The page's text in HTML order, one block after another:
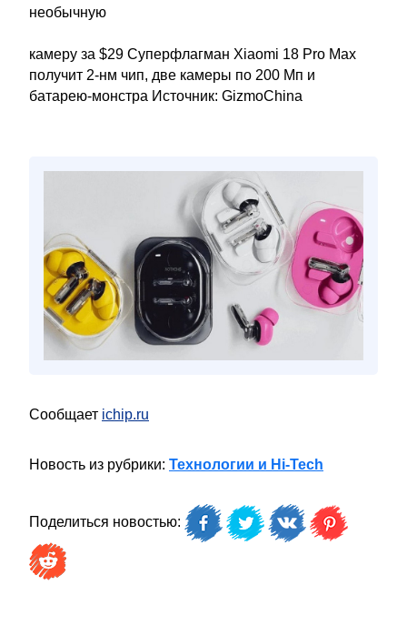
необычную
камеру за $29 Суперфлагман Xiaomi 18 Pro Max
получит 2-нм чип, две камеры по 200 Мп и
батарею-монстра Источник: GizmoChina
Сообщает ichip.ru
Новость из рубрики: Технологии и Hi-Tech
Поделиться новостью: